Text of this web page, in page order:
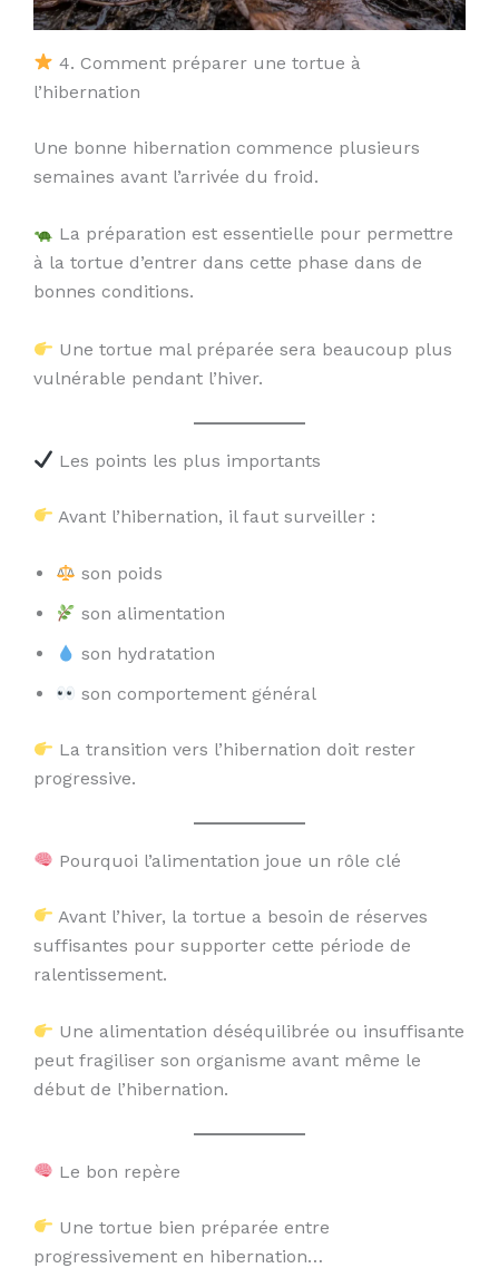
4. Comment préparer une tortue à
l’hibernation
Une bonne hibernation commence plusieurs
semaines avant l’arrivée du froid.
La préparation est essentielle pour permettre
à la tortue d’entrer dans cette phase dans de
bonnes conditions.
Une tortue mal préparée sera beaucoup plus
vulnérable pendant l’hiver.
Les points les plus importants
Avant l’hibernation, il faut surveiller :
son poids
son alimentation
son hydratation
son comportement général
La transition vers l’hibernation doit rester
progressive.
Pourquoi l’alimentation joue un rôle clé
Avant l’hiver, la tortue a besoin de réserves
suffisantes pour supporter cette période de
ralentissement.
Une alimentation déséquilibrée ou insuffisante
peut fragiliser son organisme avant même le
début de l’hibernation.
Le bon repère
Une tortue bien préparée entre
progressivement en hibernation…